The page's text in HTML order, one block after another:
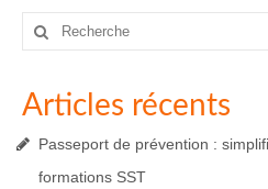
Rechercher
Articles récents
Passeport de prévention :
formations SST